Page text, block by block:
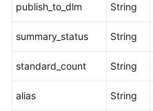
任
担
云
务
publish_to_dlm String
summary_status String
standard_count String
alias String